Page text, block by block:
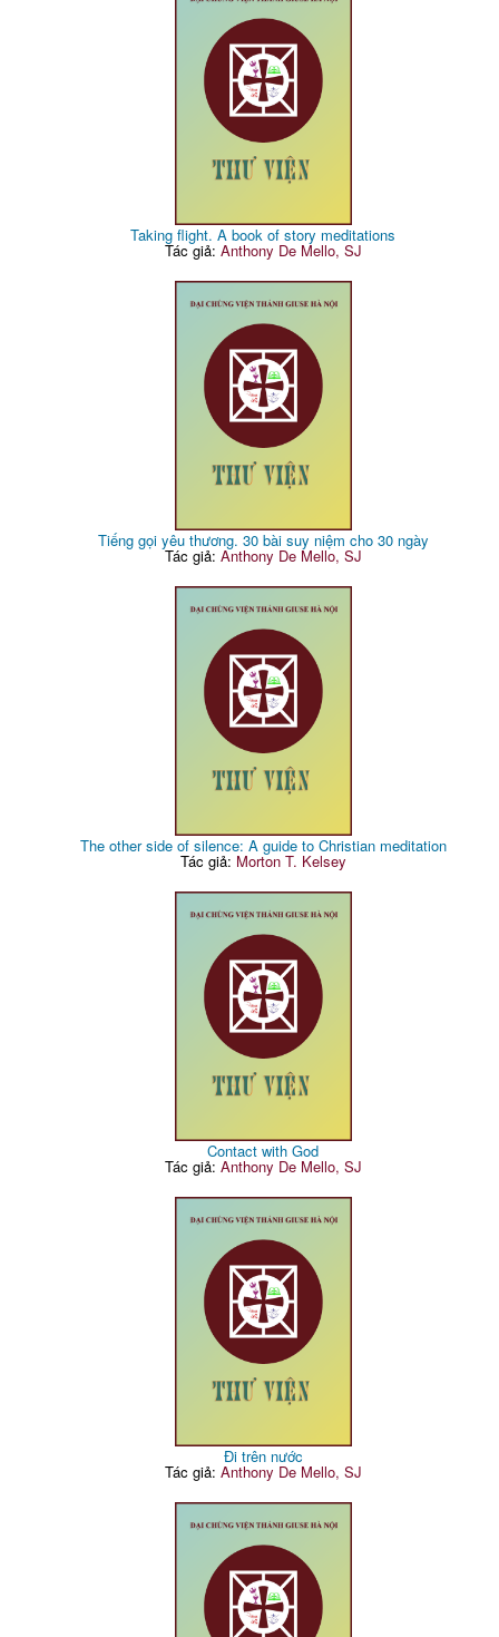
Taking flight. A book of story meditations
Tác giả: Anthony De Mello, SJ
Tiếng gọi yêu thương. 30 bài suy niệm cho 30 ngày
Tác giả: Anthony De Mello, SJ
The other side of silence: A guide to Christian meditation
Tác giả: Morton T. Kelsey
Contact with God
Tác giả: Anthony De Mello, SJ
Đi trên nước
Tác giả: Anthony De Mello, SJ